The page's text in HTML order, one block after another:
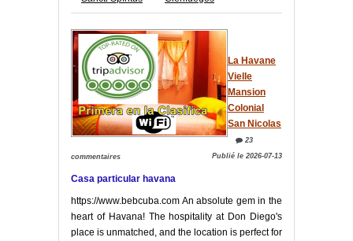
La Havane
Vielle
Mansion
Colonial
San Nicolas
23
commentaires Publié le 2026-07-13
Casa particular havana
https://www.bebcuba.com An absolute gem in the
heart of Havana! The hospitality at Don Diego's
place is unmatched, and the location is perfect for